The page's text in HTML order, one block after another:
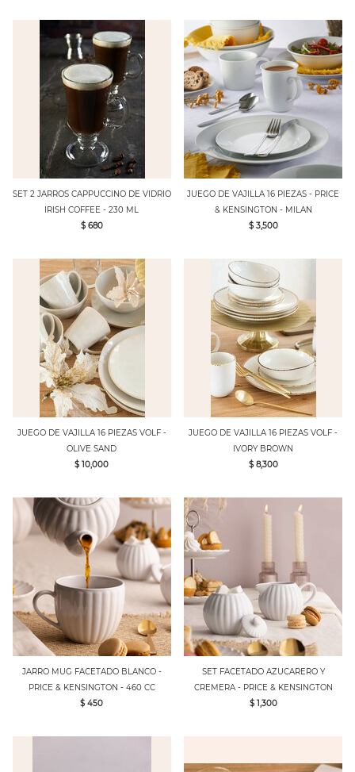
SET 2 JARROS CAPPUCCINO DE VIDRIO
IRISH COFFEE - 230 ML
$ 680
JUEGO DE VAJILLA 16 PIEZAS - PRICE
& KENSINGTON - MILAN
$ 3,500
JUEGO DE VAJILLA 16 PIEZAS VOLF -
OLIVE SAND
$ 10,000
JUEGO DE VAJILLA 16 PIEZAS VOLF -
IVORY BROWN
$ 8,300
JARRO MUG FACETADO BLANCO -
PRICE & KENSINGTON - 460 CC
$ 450
SET FACETADO AZUCARERO Y
CREMERA - PRICE & KENSINGTON
$ 1,300